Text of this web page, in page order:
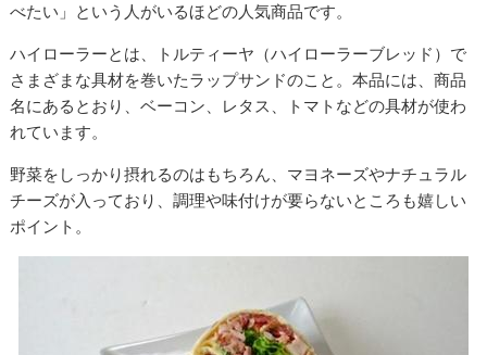
べたい」という人がいるほどの人気商品です。
ハイローラーとは、トルティーヤ（ハイローラーブレッド）で
さまざまな具材を巻いたラップサンドのこと。本品には、商品
名にあるとおり、ベーコン、レタス、トマトなどの具材が使わ
れています。
野菜をしっかり摂れるのはもちろん、マヨネーズやナチュラル
チーズが入っており、調理や味付けが要らないところも嬉しい
ポイント。